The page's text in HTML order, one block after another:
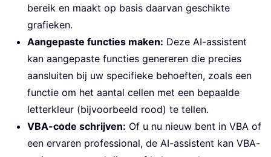
bereik en maakt op basis daarvan geschikte
grafieken.
Aangepaste functies maken: Deze AI-assistent
kan aangepaste functies genereren die precies
aansluiten bij uw specifieke behoeften, zoals een
functie om het aantal cellen met een bepaalde
letterkleur (bijvoorbeeld rood) te tellen.
VBA-code schrijven: Of u nu nieuw bent in VBA of
een ervaren professional, de AI-assistent kan VBA-